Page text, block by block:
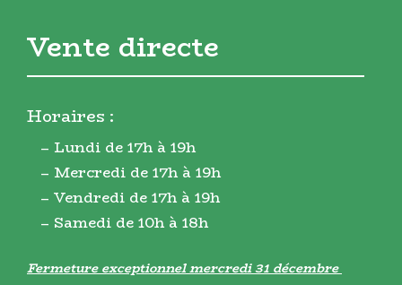
Vente directe
Horaires :
– Lundi de 17h à 19h
– Mercredi de 17h à 19h
– Vendredi de 17h à 19h
– Samedi de 10h à 18h
Fermeture exceptionnel mercredi 31 décembre